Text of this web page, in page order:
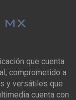
que cuenta
comprometido a
y versátiles que
cuenta con